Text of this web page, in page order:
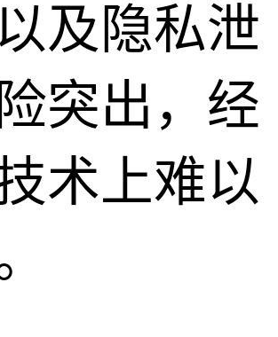
及隐私泄
突出，经
术上难以